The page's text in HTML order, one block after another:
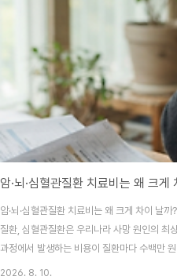
흉부 X-ray를 거칩니다. 여기까지는..
암·뇌·심혈관질환 치료비는 왜 크게 차이 날
질환, 심혈관질환은 우리나라 사망 원인의 최
과정에서 발생하는 비용이 질환마다 수백만
는 검사 장비의 급여화 여부, 표적 치료제나
2026. 8. 10.